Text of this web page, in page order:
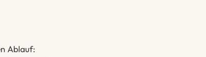
Ablauf: